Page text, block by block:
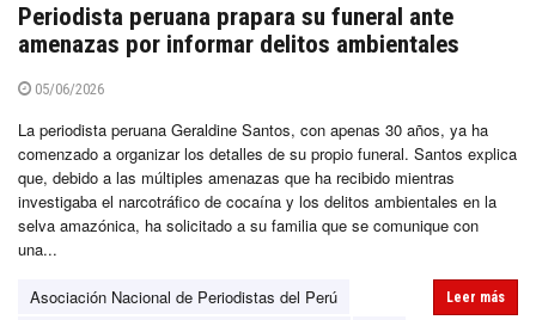
Periodista peruana prapara su funeral ante
amenazas por informar delitos ambientales
05/06/2026
La periodista peruana Geraldine Santos, con apenas 30 años, ya ha
comenzado a organizar los detalles de su propio funeral. Santos explica
que, debido a las múltiples amenazas que ha recibido mientras
investigaba el narcotráfico de cocaína y los delitos ambientales en la
selva amazónica, ha solicitado a su familia que se comunique con
una...
Asociación Nacional de Periodistas del Perú
Leer más